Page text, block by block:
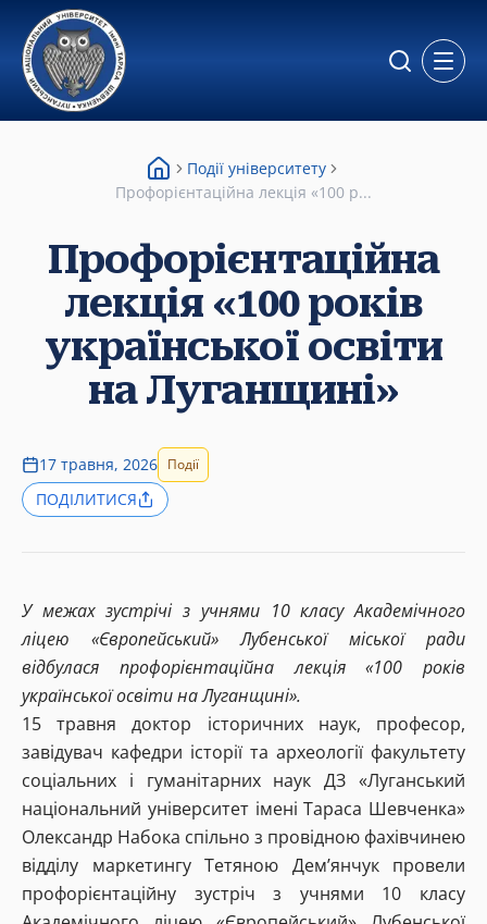
Події університету
Профорієнтаційна лекція «100 р...
Профорієнтаційна
лекція «100 років
української освіти
на Луганщині»
17 травня, 2026 Події
ПОДІЛИТИСЯ
У межах зустрічі з учнями 10 класу Академічного
ліцею «Європейський» Лубенської міської ради
відбулася профорієнтаційна лекція «100 років
української освіти на Луганщині».
15 травня доктор історичних наук, професор,
завідувач кафедри історії та археології факультету
соціальних і гуманітарних наук ДЗ «Луганський
національний університет імені Тараса Шевченка»
Олександр Набока спільно з провідною фахівчинею
відділу маркетингу Тетяною Дем’янчук провели
профорієнтаційну зустріч з учнями 10 класу